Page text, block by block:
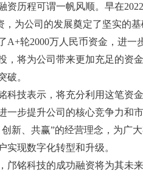
资历程可谓一帆风顺。早在
，为公司的发展奠定了坚实的
A+轮2000万人民币资金，进一
，将为公司带来更加充足的资
破。
科技表示，将充分利用这笔资
一步提升公司的核心竞争力和
新、共赢”的经营理念，为广
实现数字化转型和升级。
邝铭科技的成功融资将为其未